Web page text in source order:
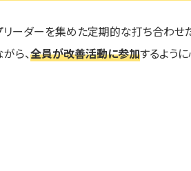
ーダーを集めた定期的な打ち合わせ
ら、全員が改善活動に参加するよう